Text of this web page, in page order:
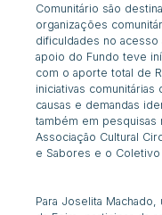
Comunitário são
organizações
dificuldades no
apoio do Fundo teve
com o aporte total de
iniciativas
causas e demandas
também em pesquisas
Associação Cultural
e Sabores e o Coletivo
Para Joselita Machado,